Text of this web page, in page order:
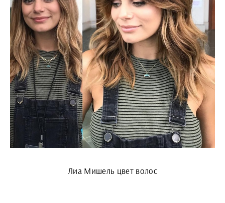
Лиа Мишель цвет волос